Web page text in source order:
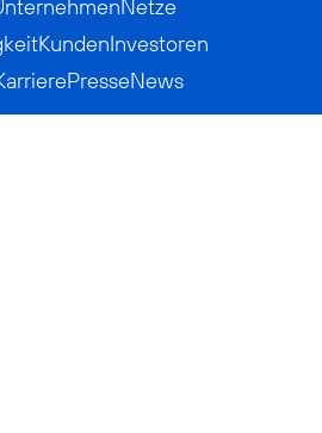
Netze
KundenInvestoren
PresseNews